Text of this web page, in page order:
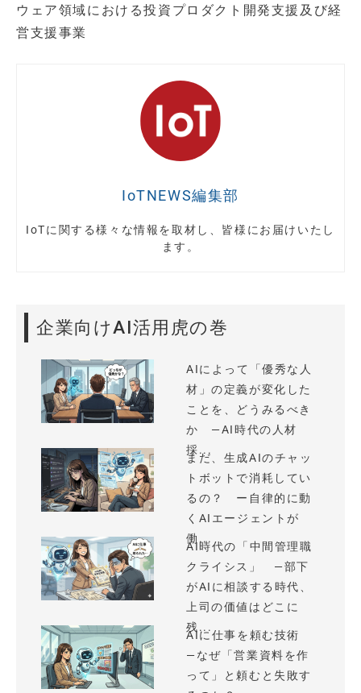
ウェア領域における投資プロダクト開発支援及び経
営支援事業
IoTNEWS編集部
IoTに関する様々な情報を取材し、皆様にお届けいたし
ます。
企業向けAI活用虎の巻
AIによって「優秀な人
材」の定義が変化した
ことを、どうみるべき
か —AI時代の人材
採...
まだ、生成AIのチャッ
トボットで消耗してい
るの？ ー自律的に動
くAIエージェントが
働...
AI時代の「中間管理職
クライシス」 —部下
がAIに相談する時代、
上司の価値はどこに
残...
AIに仕事を頼む技術
—なぜ「営業資料を作
って」と頼むと失敗す